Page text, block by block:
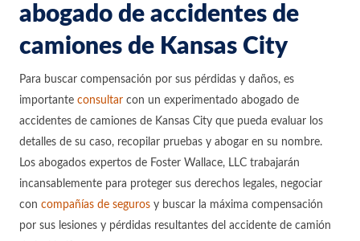
abogado de accidentes de
camiones de Kansas City
Para buscar compensación por sus pérdidas y daños, es
importante consultar con un experimentado abogado de
accidentes de camiones de Kansas City que pueda evaluar los
detalles de su caso, recopilar pruebas y abogar en su nombre.
Los abogados expertos de Foster Wallace, LLC trabajarán
incansablemente para proteger sus derechos legales, negociar
con compañías de seguros y buscar la máxima compensación
por sus lesiones y pérdidas resultantes del accidente de camión